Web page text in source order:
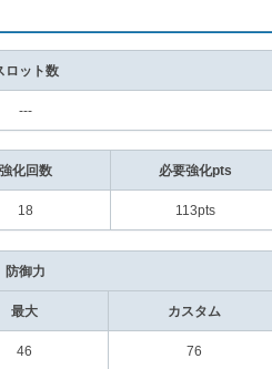
ロット数
---
強化回数 必要強化pts
18 113pts
防御力
最大 カスタム
46 76